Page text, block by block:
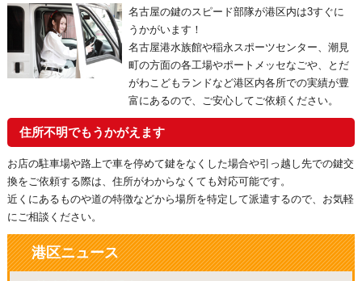
名古屋の鍵のスピード部隊が港区内は3すぐに
うかがいます！
名古屋港水族館や稲永スポーツセンター、潮見
町の方面の各工場やポートメッセなごや、とだ
がわこどもランドなど港区内各所での実績が豊
富にあるので、ご安心してご依頼ください。
住所不明でもうかがえます
お店の駐車場や路上で車を停めて鍵をなくした場合や引っ越し先での鍵交
換をご依頼する際は、住所がわからなくても対応可能です。
近くにあるものや道の特徴などから場所を特定して派遣するので、お気軽
にご相談ください。
港区ニュース